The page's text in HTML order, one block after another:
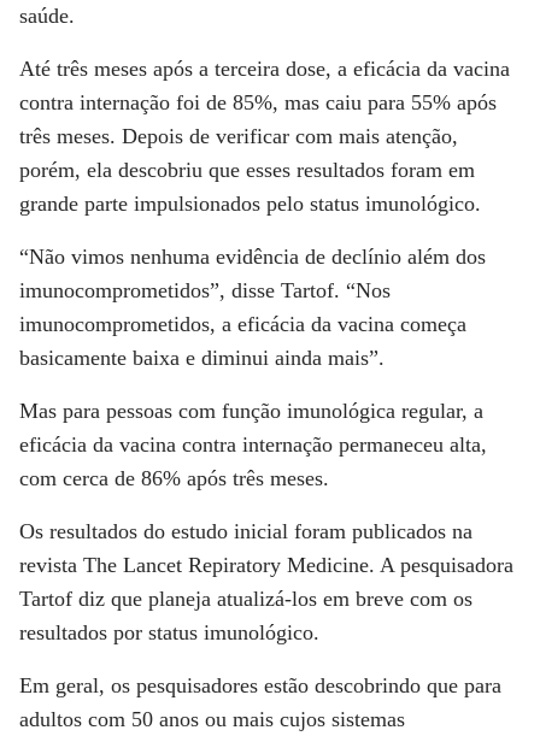
saúde.
Até três meses após a terceira dose, a eficácia da vacina
contra internação foi de 85%, mas caiu para 55% após
três meses. Depois de verificar com mais atenção,
porém, ela descobriu que esses resultados foram em
grande parte impulsionados pelo status imunológico.
“Não vimos nenhuma evidência de declínio além dos
imunocomprometidos”, disse Tartof. “Nos
imunocomprometidos, a eficácia da vacina começa
basicamente baixa e diminui ainda mais”.
Mas para pessoas com função imunológica regular, a
eficácia da vacina contra internação permaneceu alta,
com cerca de 86% após três meses.
Os resultados do estudo inicial foram publicados na
revista The Lancet Repiratory Medicine. A pesquisadora
Tartof diz que planeja atualizá-los em breve com os
resultados por status imunológico.
Em geral, os pesquisadores estão descobrindo que para
adultos com 50 anos ou mais cujos sistemas